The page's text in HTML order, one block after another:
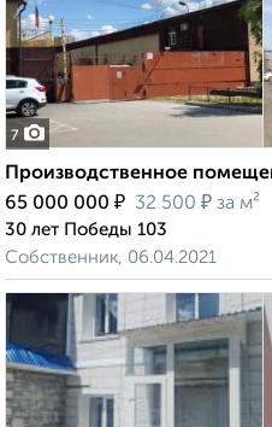
7
Производственное
65 000 000 ₽ 32 500 ₽ за м²
30 лет Победы 103
Собственник, 06.04.2021